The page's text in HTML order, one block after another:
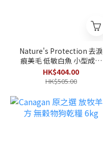
Nature's Protection 去淚
痕美毛 低敏白魚 小型成犬
配方 無穀物狗糧 4kg
HK$404.00
HK$505.00